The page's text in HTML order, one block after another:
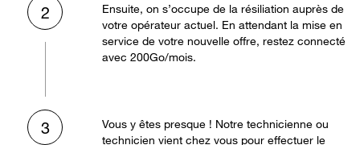
2
Ensuite, on s’occupe de la résiliation auprès de
votre opérateur actuel. En attendant la mise en
service de votre nouvelle offre, restez connecté
avec 200Go/mois.
3
Vous y êtes presque ! Notre technicienne ou
technicien vient chez vous pour effectuer le